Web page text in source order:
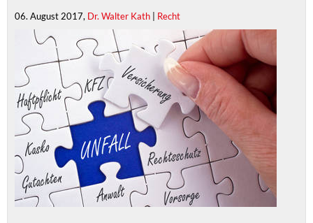
06. August 2017, Dr. Walter Kath | Recht